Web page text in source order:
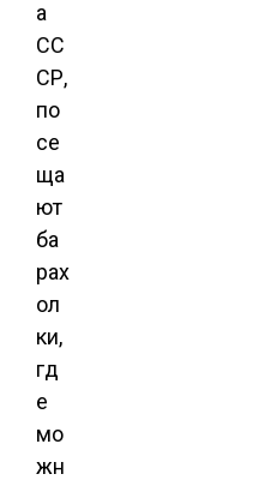
а
СС
СР,
по
се
ща
ют
ба
рах
ол
ки,
гд
е
мо
жн